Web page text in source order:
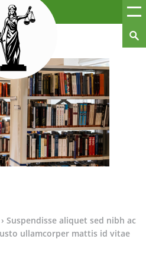
› Suspendisse aliquet sed nibh ac
ullamcorper mattis id vitae